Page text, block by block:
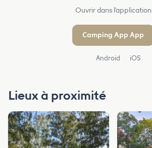
Ouvrir dans l'application
Camping App App
Android iOS
Lieux à proximité